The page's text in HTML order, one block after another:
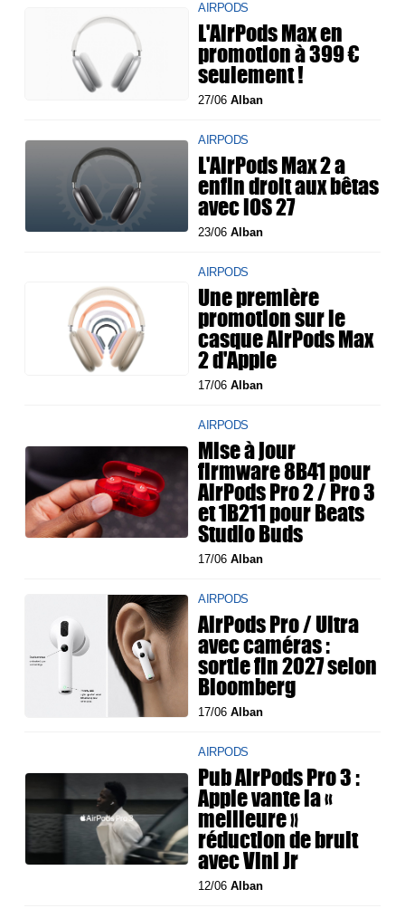
AIRPODS
L'AirPods Max en
promotion à 399 €
seulement !
27/06Alban
AIRPODS
L'AirPods Max 2 a
enfin droit aux bêtas
avec iOS 27
23/06Alban
AIRPODS
Une première
promotion sur le
casque AirPods Max
2 d'Apple
17/06Alban
AIRPODS
Mise à jour
firmware 8B41 pour
AirPods Pro 2 / Pro 3
et 1B211 pour Beats
Studio Buds
17/06Alban
AIRPODS
AirPods Pro / Ultra
avec caméras :
sortie fin 2027 selon
Bloomberg
17/06Alban
AIRPODS
Pub AirPods Pro 3 :
Apple vante la «
meilleure »
réduction de bruit
avec Vini Jr
12/06Alban